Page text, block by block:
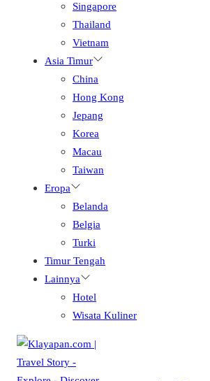
Singapore
Thailand
Vietnam
Asia Timur
China
Hong Kong
Jepang
Korea
Macau
Taiwan
Eropa
Belanda
Belgia
Turki
Timur Tengah
Lainnya
Hotel
Wisata Kuliner